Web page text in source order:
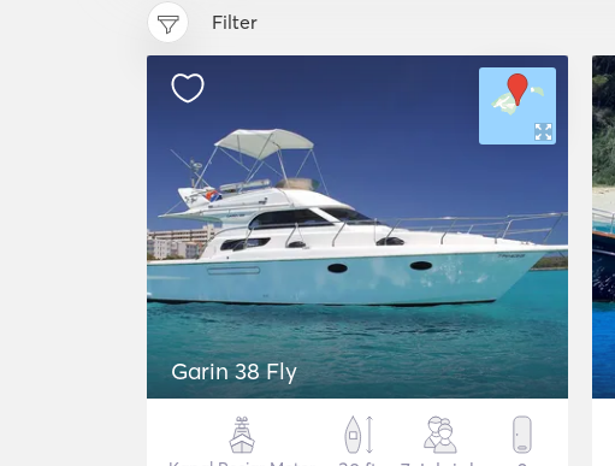
Filter
Garin 38 Fly